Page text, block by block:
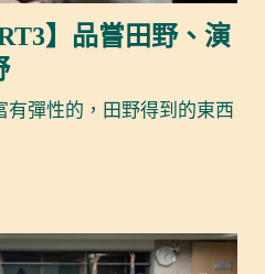
】品嘗田野、演
有彈性的，田野得到的東西